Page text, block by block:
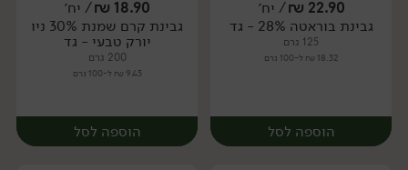
יח׳ יח׳
22.90
₪/ יח׳
גבינת בוראטה 28% - גד
125 גרם
18.32 ₪ ל-100 גרם
הוספה לסל
18.90
₪/ יח׳
גבינת קרם שמנת 30% ניו
יורק טבעי - גד
200 גרם
9.45 ₪ ל-100 גרם
הוספה לסל